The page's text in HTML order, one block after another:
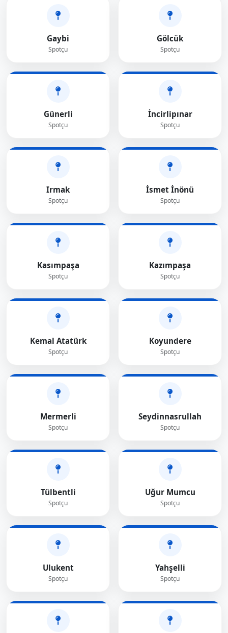
Gaybi
Spotçu
Gölcük
Spotçu
Günerli
Spotçu
İncirlipınar
Spotçu
Irmak
Spotçu
İsmet İnönü
Spotçu
Kasımpaşa
Spotçu
Kazımpaşa
Spotçu
Kemal Atatürk
Spotçu
Koyundere
Spotçu
Mermerli
Spotçu
Seydinnasrullah
Spotçu
Tülbentli
Spotçu
Uğur Mumcu
Spotçu
Ulukent
Spotçu
Yahşelli
Spotçu